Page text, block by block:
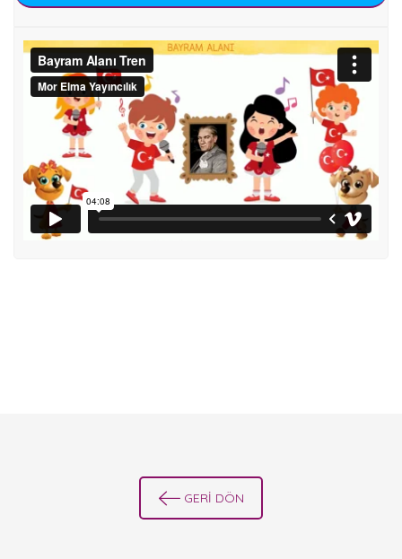
GERİ DÖN